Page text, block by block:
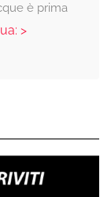
è prima
>